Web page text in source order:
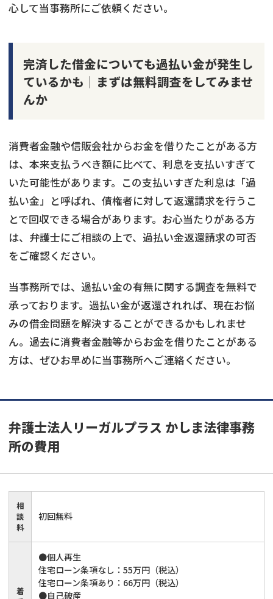
心して当事務所にご依頼ください。
完済した借金についても過払い金が発生し
ているかも｜まずは無料調査をしてみませ
んか
消費者金融や信販会社からお金を借りたことがある方
は、本来支払うべき額に比べて、利息を支払いすぎて
いた可能性があります。この支払いすぎた利息は「過
払い金」と呼ばれ、債権者に対して返還請求を行うこ
とで回収できる場合があります。お心当たりがある方
は、弁護士にご相談の上で、過払い金返還請求の可否
をご確認ください。
当事務所では、過払い金の有無に関する調査を無料で
承っております。過払い金が返還されれば、現在お悩
みの借金問題を解決することができるかもしれませ
ん。過去に消費者金融等からお金を借りたことがある
方は、ぜひお早めに当事務所へご連絡ください。
弁護士法人リーガルプラス かしま法律事務
所の費用
相
談
料
初回無料
着
●個人再生
住宅ローン条項なし：55万円（税込）
住宅ローン条項あり：66万円（税込）
●自己破産